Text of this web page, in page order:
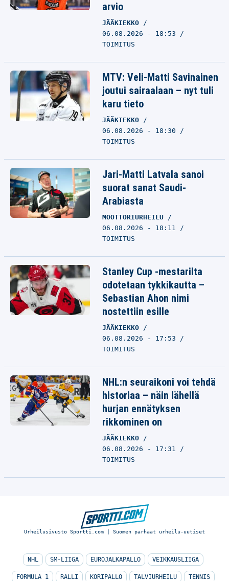
arvio
JÄÄKIEKKO
06.08.2026 - 18:53
TOIMITUS
MTV: Veli-Matti Savinainen
joutui sairaalaan – nyt tuli
karu tieto
JÄÄKIEKKO
06.08.2026 - 18:30
TOIMITUS
Jari-Matti Latvala sanoi
suorat sanat Saudi-
Arabiasta
MOOTTORIURHEILU
06.08.2026 - 18:11
TOIMITUS
Stanley Cup -mestarilta
odotetaan tykkikautta –
Sebastian Ahon nimi
nostettiin esille
JÄÄKIEKKO
06.08.2026 - 17:53
TOIMITUS
NHL:n seuraikoni voi tehdä
historiaa – näin lähellä
hurjan ennätyksen
rikkominen on
JÄÄKIEKKO
06.08.2026 - 17:31
TOIMITUS
Urheilusivusto Sportti.com | Suomen parhaat urheilu-uutiset
NHL SM-LIIGA EUROJALKAPALLO VEIKKAUSLIIGA
FORMULA 1 RALLI KORIPALLO TALVIURHEILU TENNIS